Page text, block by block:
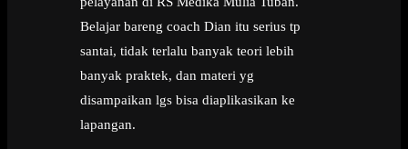
Belajar bareng coach Dian itu serius tp
santai, tidak terlalu banyak teori lebih
banyak praktek, dan materi yg
disampaikan lgs bisa diaplikasikan ke
lapangan.